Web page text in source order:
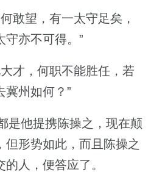
敢望，有一太守足矣，
守亦不可得。”
才，何职不能胜任，若
冀州如何？”
他提携陈操之，现在颠
但形势如此，而且陈操之
人，便答应了。